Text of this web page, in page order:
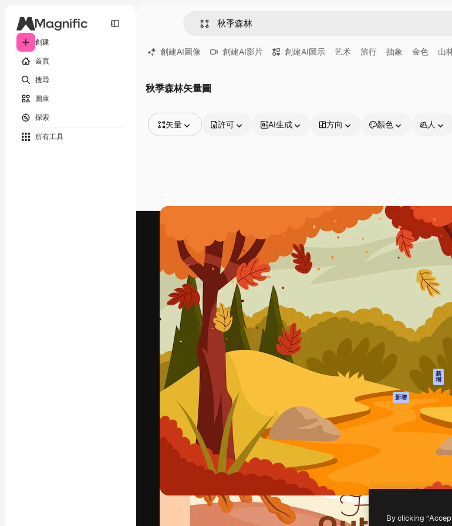
創建
首頁
搜尋
圖庫
探索
所有工具
創建AI圖像 創建AI影片 創建AI圖示 艺术 旅行 抽象 金色 山
秋季森林矢量圖
矢量
視頻
影片範本
字體
許可 AI生成 方向 顏色 人
引導你創作出最佳作品的創意平台。擁有超過
100萬訂閱者，涵蓋創意人士、企業、代理商
和工作室。
繁體中文 (香港)
AI圖像生成器
AI視頻生成器
AI語音生成器
圖庫內容
MCP用於
Claude/ChatGPT
新
增
AI助手 新增
API
流動應用程式
Copyright © 2010-2026 Freepik Company S.L.U.
By clicking